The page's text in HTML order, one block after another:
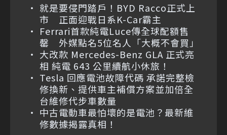
就是要侵門踏戶！BYD Racco正式上
市 正面迎戰日系K-Car霸主
Ferrari首款純電Luce傳全球配額售
罄 外媒點名5位名人「大概不會買」
大改款 Mercedes-Benz GLA 正式亮
相 純電 643 公里續航小休旅！
Tesla 回應電池故障代碼 承諾完整檢
修換新、提供車主補償方案並加倍全
台維修代步車數量
中古電動車最怕壞的是電池？最新維
修數據揭露真相！